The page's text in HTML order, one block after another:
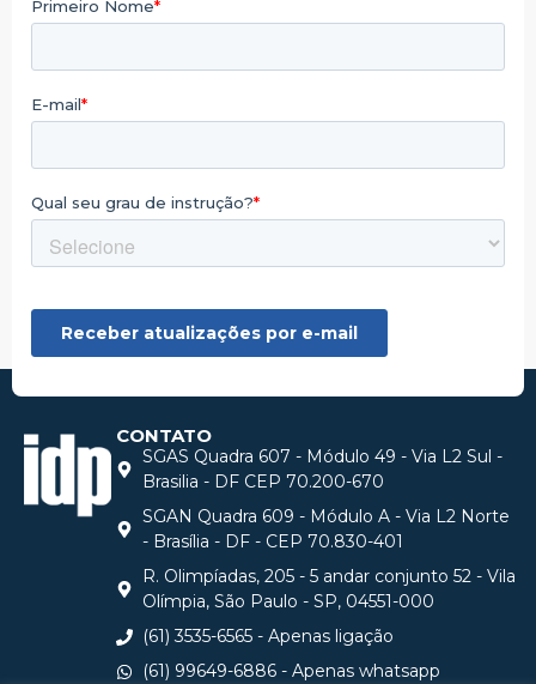
CONTATO
SGAS Quadra 607 - Módulo 49 - Via L2 Sul -
Brasilia - DF CEP 70.200-670
SGAN Quadra 609 - Módulo A - Via L2 Norte
- Brasília - DF - CEP 70.830-401
R. Olimpíadas, 205 - 5 andar conjunto 52 - Vila
Olímpia, São Paulo - SP, 04551-000
(61) 3535-6565 - Apenas ligação
(61) 99649-6886 - Apenas whatsapp